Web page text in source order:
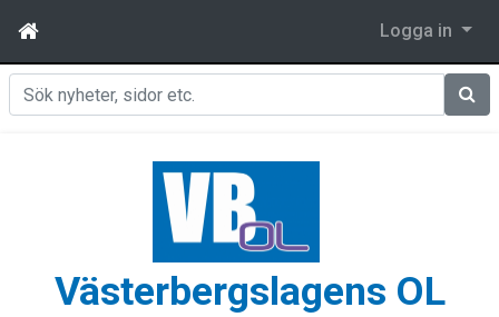
Logga in
Sök
Västerbergslagens OL